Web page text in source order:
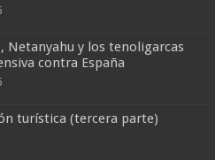
Netanyahu y los tenoligarcas
contra España
turística (tercera parte)